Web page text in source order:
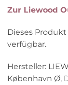
Zur Liewood
Dieses
verfügbar.
Hersteller:
København Ø,